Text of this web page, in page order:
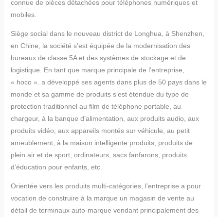
connue de pièces détachées pour téléphones numériques et
mobiles.
Siège social dans le nouveau district de Longhua, à Shenzhen,
en Chine, la société s’est équipée de la modernisation des
bureaux de classe 5A et des systèmes de stockage et de
logistique. En tant que marque principale de l’entreprise,
« hoco ». a développé ses agents dans plus de 50 pays dans le
monde et sa gamme de produits s’est étendue du type de
protection traditionnel au film de téléphone portable, au
chargeur, à la banque d’alimentation, aux produits audio, aux
produits vidéo, aux appareils montés sur véhicule, au petit
ameublement, à la maison intelligente produits, produits de
plein air et de sport, ordinateurs, sacs fanfarons, produits
d’éducation pour enfants, etc.
Orientée vers les produits multi-catégories, l’entreprise a pour
vocation de construire à la marque un magasin de vente au
détail de terminaux auto-marque vendant principalement des